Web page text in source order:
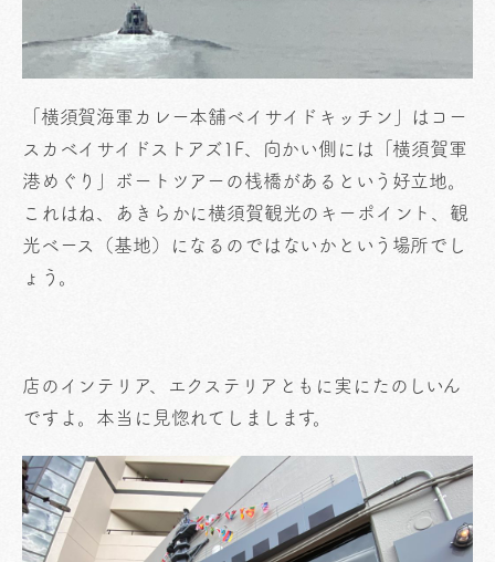
「横須賀海軍カレー本舗ベイサイドキッチン」はコー
スカベイサイドストアズ1F、向かい側には「横須賀軍
港めぐり」ボートツアーの桟橋があるという好立地。
これはね、あきらかに横須賀観光のキーポイント、観
光ベース（基地）になるのではないかという場所でし
ょう。
店のインテリア、エクステリアともに実にたのしいん
ですよ。本当に見惚れてしまします。